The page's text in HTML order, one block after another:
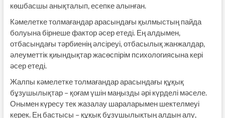
көшбасшы анықталып, есепке алынған.
Кәмелетке толмағандар арасындағы қылмыстың пайда
болуына бірнеше фактор әсер етеді. Ең алдымен,
отбасындағы тәрбиенің әлсіреуі, отбасылық жанжалдар,
әлеуметтік қиындықтар жасөспірім психологиясына кері
әсер етеді.
Жалпы кәмелетке толмағандар арасындағы құқық
бұзушылықтар – қоғам үшін маңызды әрі күрделі мәселе.
Онымен күресу тек жазалау шараларымен шектелмеуі
керек. Ең бастысы – құқық бұзушылықтың алдын алу,